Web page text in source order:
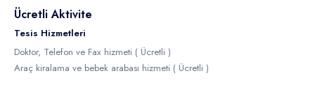
Ücretli Aktivite
Tesis Hizmetleri
Doktor, Telefon ve Fax hizmeti ( Ücretli )
Araç kiralama ve bebek arabası hizmeti ( Ücretli )